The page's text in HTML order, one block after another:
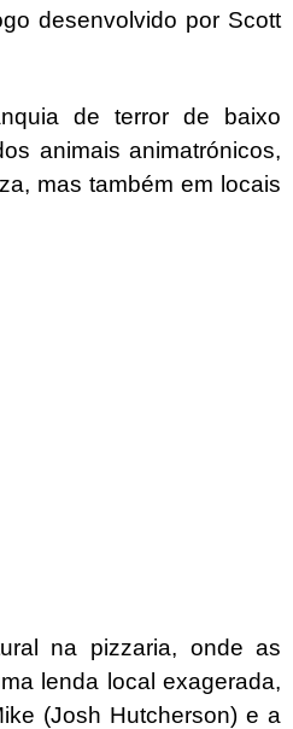
desenvolvido por Scott
de terror de baixo
animais animatrónicos,
mas também em locais
na pizzaria, onde as
lenda local exagerada,
(Josh Hutcherson) e a